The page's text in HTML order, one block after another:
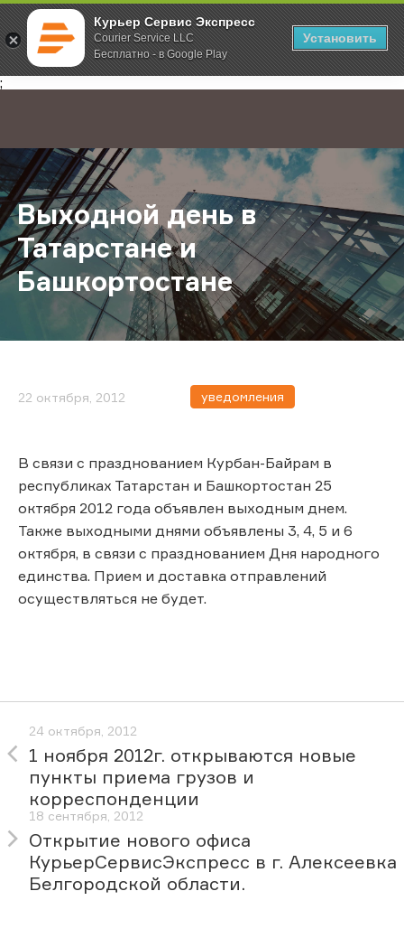
Курьер Сервис Экспресс
Courier Service LLC
Бесплатно - в Google Play
Установить
;
Главная О компании Новости Выходной день в Татарстане и
Выходной день в
Татарстане и
Башкортостане
22 октября, 2012 уведомления
В связи с празднованием Курбан-Байрам в
республиках Татарстан и Башкортостан 25
октября 2012 года объявлен выходным днем.
Также выходными днями объявлены 3, 4, 5 и 6
октября, в связи с празднованием Дня народного
единства. Прием и доставка отправлений
осуществляться не будет.
24 октября, 2012
1 ноября 2012г. открываются новые
пункты приема грузов и
корреспонденции
18 сентября, 2012
Открытие нового офиса
КурьерСервисЭкспресс в г. Алексеевка
Белгородской области.